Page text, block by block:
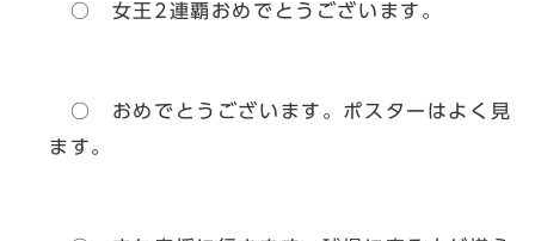
○ 女王2連覇おめでとうございます。
○ おめでとうございます。ポスターはよく見
ます。